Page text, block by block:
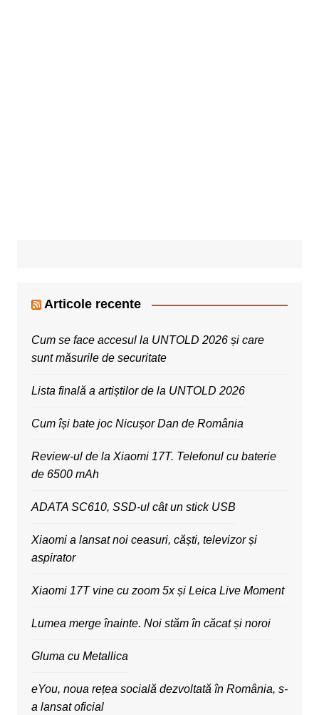
Articole recente
Cum se face accesul la UNTOLD 2026 și care
sunt măsurile de securitate
Lista finală a artiștilor de la UNTOLD 2026
Cum își bate joc Nicușor Dan de România
Review-ul de la Xiaomi 17T. Telefonul cu baterie
de 6500 mAh
ADATA SC610, SSD-ul cât un stick USB
Xiaomi a lansat noi ceasuri, căști, televizor și
aspirator
Xiaomi 17T vine cu zoom 5x și Leica Live Moment
Lumea merge înainte. Noi stăm în căcat și noroi
Gluma cu Metallica
eYou, noua rețea socială dezvoltată în România, s-
a lansat oficial